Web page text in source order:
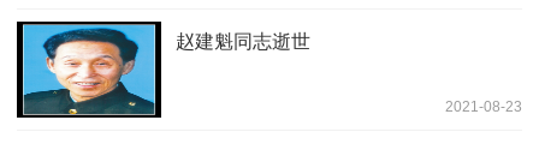
赵建魁同志逝世
2021-08-23